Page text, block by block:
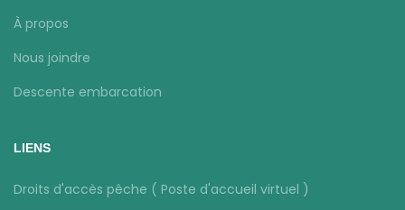
À propos
Nous joindre
Descente embarcation
LIENS
Droits d'accès pêche ( Poste d'accueil virtuel )